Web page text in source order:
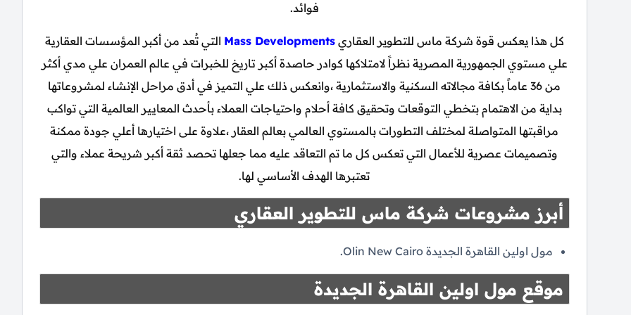
فوائد.
كل هذا يعكس قوة شركة ماس للتطوير العقاريMass Developments التي تُعد من أكبر المؤسسات العقارية
علي مستوي الجمهورية المصرية نظراً لامتلاكها كوادر حاصدة أكبر تاريخ للخبرات في عالم العمران علي مدي أكثر
من 36 عاماً بكافة مجالاته السكنية والاستثمارية ،وانعكس ذلك علي التميز في أدق مراحل الإنشاء لمشروعاتها
بداية من الاهتمام بتخطي التوقعات وتحقيق كافة أحلام واحتياجات العملاء بأحدث المعايير العالمية التي تواكب
مراقبتها المتواصلة لمختلف التطورات بالمستوي العالمي بعالم العقار ،علاوة على اختيارها أعلي جودة ممكنة
وتصميمات عصرية للأعمال التي تعكس كل ما تم التعاقد عليه مما جعلها تحصد ثقة أكبر شريحة عملاء والتي
تعتبرها الهدف الأساسي لها.
أبرز مشروعات شركة ماس للتطوير العقاري
مول اولين القاهرة الجديدة Olin New Cairo.
موقع مول اولين القاهرة الجديدة